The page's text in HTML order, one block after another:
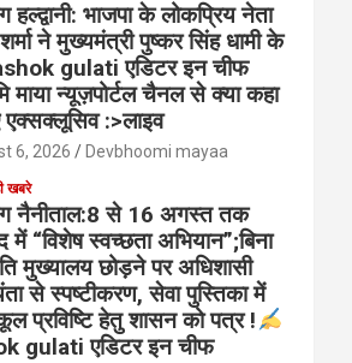
हल्द्वानी: भाजपा के लोकप्रिय नेता
ने मुख्यमंत्री पुष्कर सिंह धामी के
gulati एडिटर इन चीफ
माया न्यूज़पोर्टल चैनल से क्या कहा
एक्सक्लूसिव :>लाइव
6, 2026 Devbhoomi mayaa
खबरे
नैनीताल:8 से 16 अगस्त तक
“विशेष स्वच्छता अभियान”;बिना
मुख्यालय छोड़ने पर अधिशासी
से स्पष्टीकरण, सेवा पुस्तिका में
प्रविष्टि हेतु शासन को पत्र !
gulati एडिटर इन चीफ